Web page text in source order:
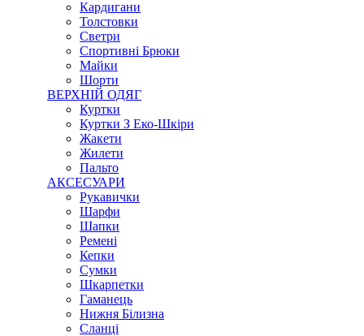
Кардигани
Толстовки
Светри
Спортивні Брюки
Майки
Шорти
ВЕРХНІЙ ОДЯГ
Куртки
Куртки З Еко-Шкіри
Жакети
Жилети
Пальто
АКСЕСУАРИ
Рукавички
Шарфи
Шапки
Ремені
Кепки
Сумки
Шкарпетки
Гаманець
Нижня Білизна
Сланці